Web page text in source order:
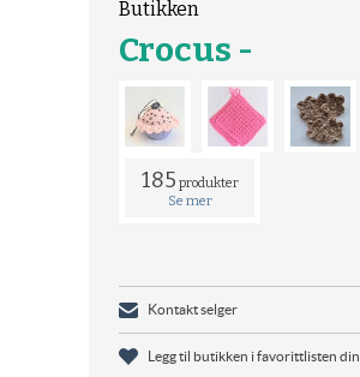
Butikken
Crocus -
185 produkter
Se mer
Kontakt selger
Legg til butikken i favorittlisten din